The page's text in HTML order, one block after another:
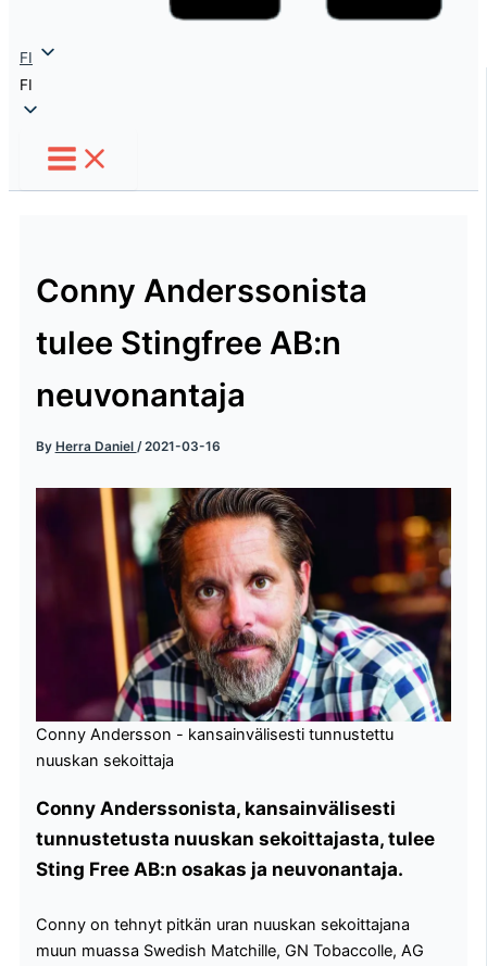
FI
FI
Conny Anderssonista
tulee Stingfree AB:n
neuvonantaja
By Herra Daniel /2021-03-16
Conny Andersson - kansainvälisesti tunnustettu
nuuskan sekoittaja
Conny Anderssonista, kansainvälisesti
tunnustetusta nuuskan sekoittajasta, tulee
Sting Free AB:n osakas ja neuvonantaja.
Conny on tehnyt pitkän uran nuuskan sekoittajana
muun muassa Swedish Matchille, GN Tobaccolle, AG